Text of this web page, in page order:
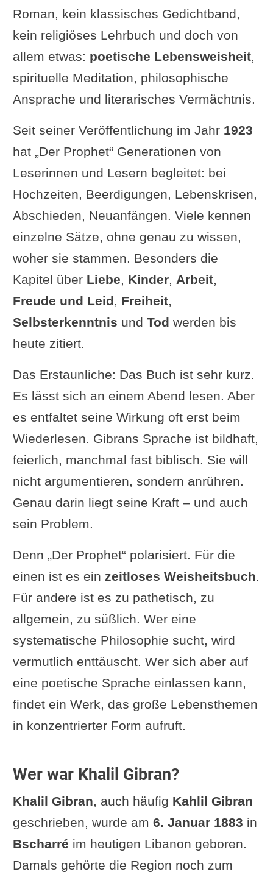
Roman, kein klassisches Gedichtband,
kein religiöses Lehrbuch und doch von
allem etwas: poetische Lebensweisheit,
spirituelle Meditation, philosophische
Ansprache und literarisches Vermächtnis.
Seit seiner Veröffentlichung im Jahr 1923
hat „Der Prophet“ Generationen von
Leserinnen und Lesern begleitet: bei
Hochzeiten, Beerdigungen, Lebenskrisen,
Abschieden, Neuanfängen. Viele kennen
einzelne Sätze, ohne genau zu wissen,
woher sie stammen. Besonders die
Kapitel über Liebe, Kinder, Arbeit,
Freude und Leid, Freiheit,
Selbsterkenntnis und Tod werden bis
heute zitiert.
Das Erstaunliche: Das Buch ist sehr kurz.
Es lässt sich an einem Abend lesen. Aber
es entfaltet seine Wirkung oft erst beim
Wiederlesen. Gibrans Sprache ist bildhaft,
feierlich, manchmal fast biblisch. Sie will
nicht argumentieren, sondern anrühren.
Genau darin liegt seine Kraft – und auch
sein Problem.
Denn „Der Prophet“ polarisiert. Für die
einen ist es ein zeitloses Weisheitsbuch.
Für andere ist es zu pathetisch, zu
allgemein, zu süßlich. Wer eine
systematische Philosophie sucht, wird
vermutlich enttäuscht. Wer sich aber auf
eine poetische Sprache einlassen kann,
findet ein Werk, das große Lebensthemen
in konzentrierter Form aufruft.
Wer war Khalil Gibran?
Khalil Gibran, auch häufig Kahlil Gibran
geschrieben, wurde am 6. Januar 1883 in
Bscharré im heutigen Libanon geboren.
Damals gehörte die Region noch zum